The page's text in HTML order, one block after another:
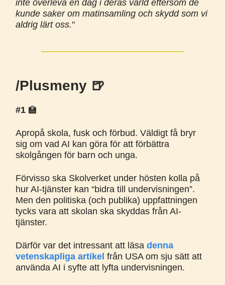
inte överleva en dag i deras värld eftersom de
kunde saker om matinsamling och skydd som vi
aldrig lärt oss."
/Plusmeny 🍺
#1 🏫
Apropå skola, fusk och förbud. Väldigt få bryr
sig om vad AI kan göra för att förbättra
skolgången för barn och unga.
Förvisso ska Skolverket under hösten kolla på
hur AI-tjänster kan “bidra till undervisningen”.
Men den politiska (och publika) uppfattningen
tycks vara att skolan ska skyddas från AI-
tjänster.
Därför var det intressant att läsa denna
vetenskapliga artikel från USA om sju sätt att
använda AI i syfte att lyfta undervisningen.